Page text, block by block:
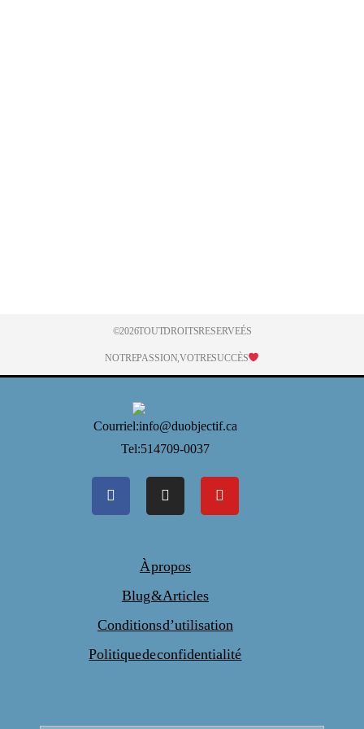
© 2026 TOUT DROITS RESERVEÉS
NOTRE PASSION ,VOTRE SUCCÈS
Courriel:info@duobjectif.ca
Tel: 514 709-0037
À propos
Blug & Articles
Conditions d’utilisation
Politique de confidentialité